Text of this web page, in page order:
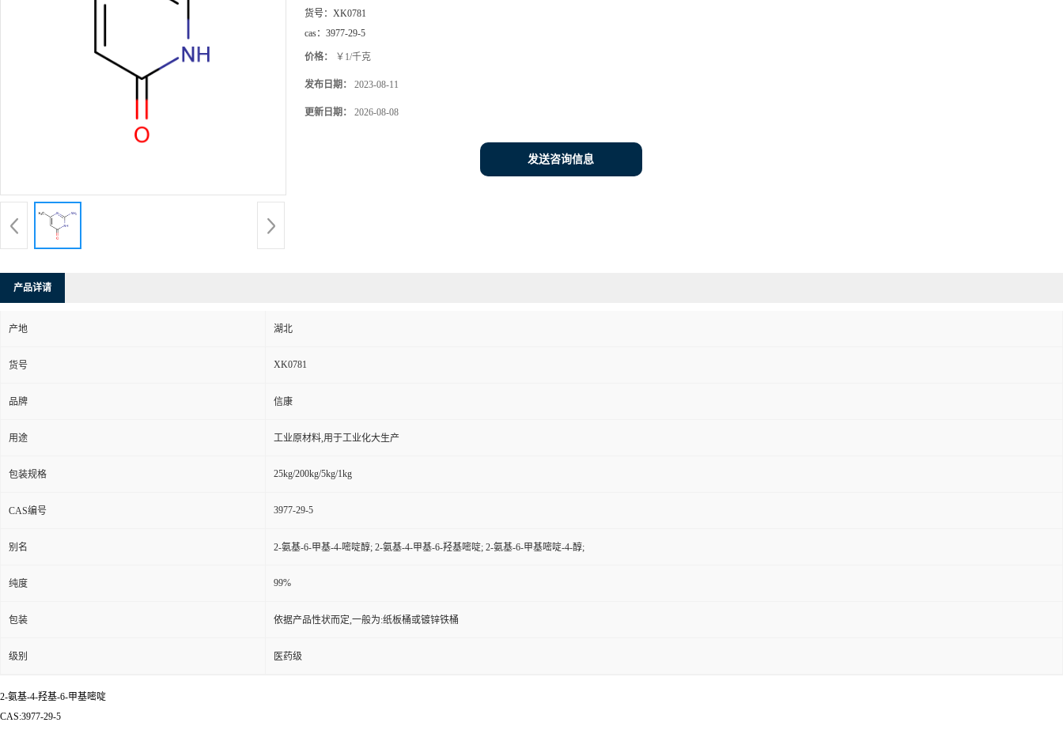
货号： XK0781
cas： 3977-29-5
价格： ￥1/千克
发布日期： 2023-08-11
更新日期： 2026-08-08
发送咨询信息
产品详请
产地 湖北
货号 XK0781
品牌 信康
用途 工业原材料,用于工业化大生产
包装规格 25kg/200kg/5kg/1kg
CAS编号 3977-29-5
别名 2-氨基-6-甲基-4-嘧啶醇; 2-氨基-4-甲基-6-羟基嘧啶; 2-氨基-6-甲基嘧啶-4-醇;
纯度 99%
包装 依据产品性状而定,一般为:纸板桶或镀锌铁桶
级别 医药级
2-氨基-4-羟基-6-甲基嘧啶
CAS:3977-29-5